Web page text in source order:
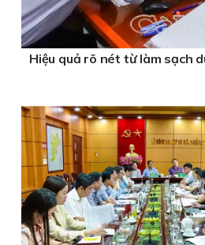
Hiệu quả rõ nét từ làm sạch